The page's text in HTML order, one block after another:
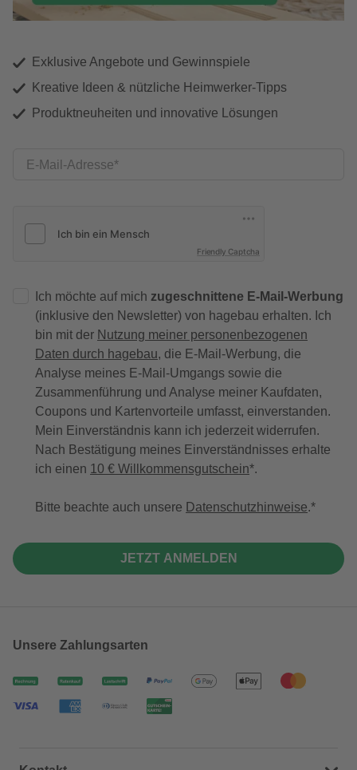
Exklusive Angebote und Gewinnspiele
Kreative Ideen & nützliche Heimwerker-Tipps
Produktneuheiten und innovative Lösungen
E-Mail-Adresse
Friendly Captcha
Ich möchte auf mich zugeschnittene E-Mail-Werbung
(inklusive den Newsletter) von hagebau erhalten. Ich
bin mit der Nutzung meiner personenbezogenen
Daten durch hagebau, die E-Mail-Werbung, die
Analyse meines E-Mail-Umgangs sowie die
Zusammenführung und Analyse meiner Kaufdaten,
Coupons und Kartenvorteile umfasst, einverstanden.
Mein Einverständnis kann ich jederzeit widerrufen.
Nach Bestätigung meines Einverständnisses erhalte
ich einen 10 € Willkommensgutschein*.
Bitte beachte auch unsere Datenschutzhinweise.
JETZT ANMELDEN
Unsere Zahlungsarten